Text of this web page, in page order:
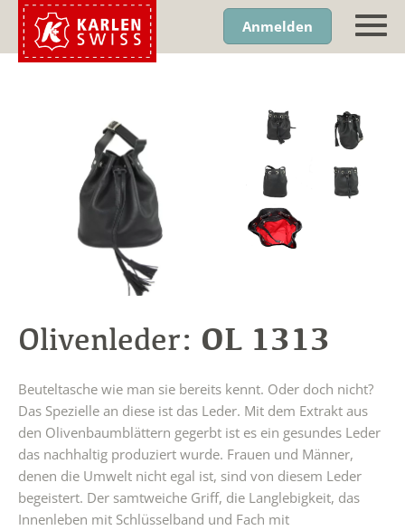
Anmelden
Olivenleder: OL 1313
Beuteltasche wie man sie bereits kennt. Oder doch nicht?
Das Spezielle an diese ist das Leder. Mit dem Extrakt aus
den Olivenbaumblättern gegerbt ist es ein gesundes Leder
das nachhaltig produziert wurde. Frauen und Männer,
denen die Umwelt nicht egal ist, sind von diesem Leder
begeistert. Der samtweiche Griff, die Langlebigkeit, das
Innenleben mit Schlüsselband und Fach mit